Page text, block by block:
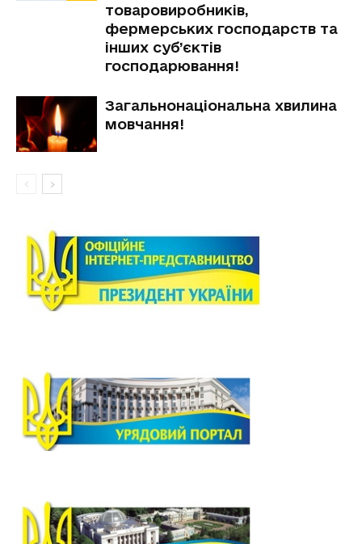
товаровиробників,
фермерських господарств та
інших суб’єктів
господарювання!
Загальнонаціональна хвилина
мовчання!